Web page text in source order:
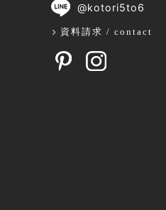
@kotori5to6
資料請求 / contact